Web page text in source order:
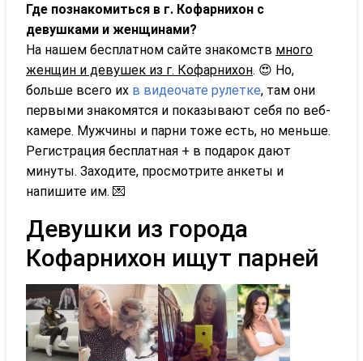
Где познакомиться в г. Кофарнихон с
девушками и женщинами?
На нашем бесплатном сайте знакомств много
женщин и девушек из г. Кофарнихон. 😍 Но,
больше всего их в видеочате рулетке, там они
первыми знакомятся и показывают себя по веб-
камере. Мужчины и парни тоже есть, но меньше.
Регистрация бесплатная + в подарок дают
минуты. Заходите, просмотрите анкеты и
напишите им. 💌
Девушки из города
Кофарнихон ищут парней